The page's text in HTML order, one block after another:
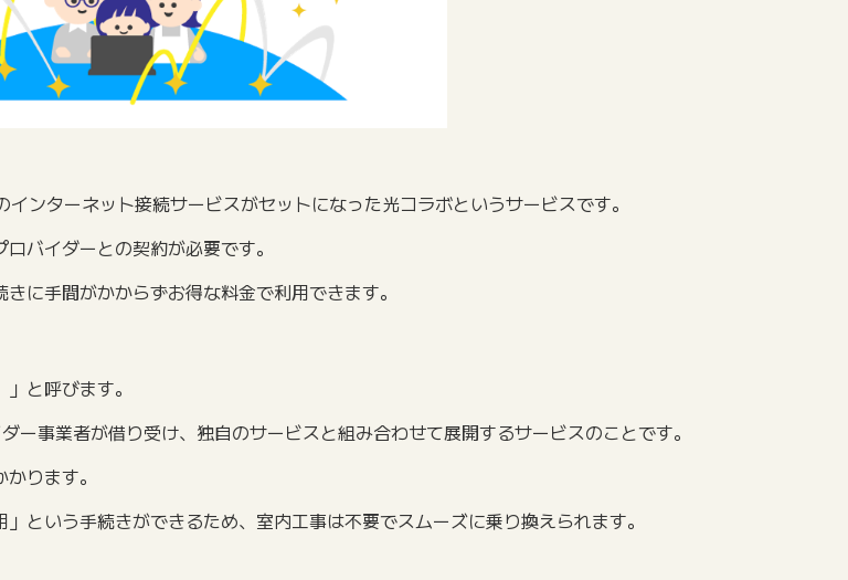
ターネット接続サービスがセットになった光コラボというサービスです。
バイダーとの契約が必要です。
に手間がかからずお得な料金で利用できます。
と呼びます。
事業者が借り受け、独自のサービスと組み合わせて展開するサービスのことです。
ります。
という手続きができるため、室内工事は不要でスムーズに乗り換えられます。